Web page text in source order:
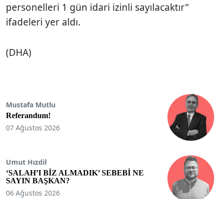
personelleri 1 gün idari izinli sayılacaktır"
ifadeleri yer aldı.
(DHA)
Mustafa Mutlu
Referandum!
07 Ağustos 2026
Umut Hızdil
‘SALAH’I BİZ ALMADIK’ SEBEBİ NE
SAYIN BAŞKAN?
06 Ağustos 2026